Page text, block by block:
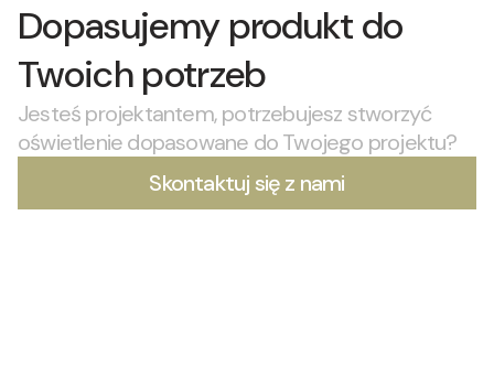
Dopasujemy produkt do
Twoich potrzeb
Jesteś projektantem, potrzebujesz stworzyć
oświetlenie dopasowane do Twojego projektu?
Skontaktuj się z nami